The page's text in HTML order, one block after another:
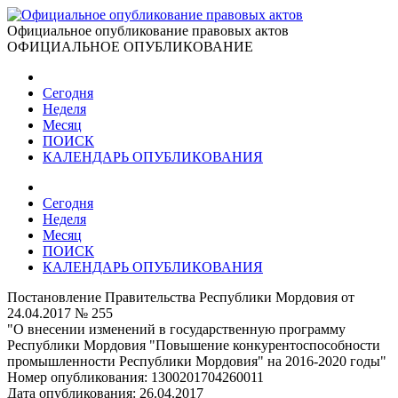
Официальное опубликование правовых актов
ОФИЦИАЛЬНОЕ ОПУБЛИКОВАНИЕ
Сегодня
Неделя
Месяц
ПОИСК
КАЛЕНДАРЬ ОПУБЛИКОВАНИЯ
Сегодня
Неделя
Месяц
ПОИСК
КАЛЕНДАРЬ ОПУБЛИКОВАНИЯ
Постановление Правительства Республики Мордовия от
24.04.2017 № 255
"О внесении изменений в государственную программу
Республики Мордовия "Повышение конкурентоспособности
промышленности Республики Мордовия" на 2016-2020 годы"
Номер опубликования: 1300201704260011
Дата опубликования: 26.04.2017